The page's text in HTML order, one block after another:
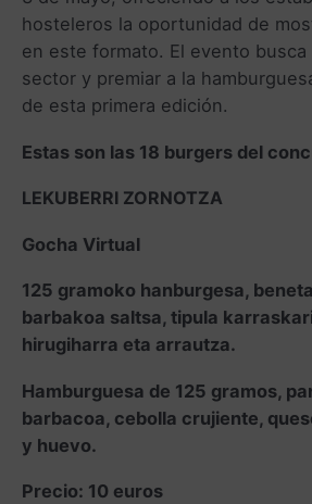
hosteleros la oportunidad de
en este formato. El evento busca
sector y premiar a la
de esta primera edición.
Estas son las 18 burgers del
LEKUBERRI ZORNOTZA
Gocha Virtual
125 gramoko hanburgesa,
barbakoa saltsa, tipula
hirugiharra eta arrautza.
Hamburguesa de 125 gramos,
barbacoa, cebolla crujiente,
y huevo.
Precio: 10 euros